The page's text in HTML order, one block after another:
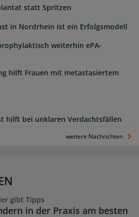
statt Spritzen
in Nordrhein ist ein Erfolgsmodell
weiterhin ePA-
hilft Frauen mit metastasiertem
hilft bei unklaren Verdachtsfällen
weitere Nachrichten
gibt Tipps
in der Praxis am besten